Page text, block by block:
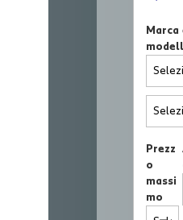
Marca
Prezz
o
massi
mo